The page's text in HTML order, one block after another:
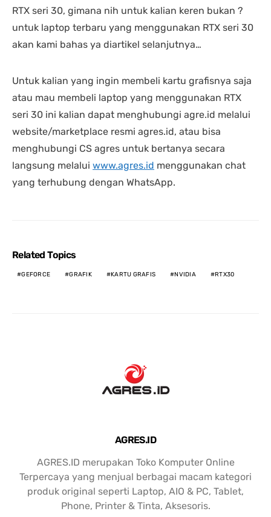
RTX seri 30, gimana nih untuk kalian keren bukan ?
untuk laptop terbaru yang menggunakan RTX seri 30
akan kami bahas ya diartikel selanjutnya…
Untuk kalian yang ingin membeli kartu grafisnya saja
atau mau membeli laptop yang menggunakan RTX
seri 30 ini kalian dapat menghubungi agre.id melalui
website/marketplace resmi agres.id, atau bisa
menghubungi CS agres untuk bertanya secara
langsung melalui www.agres.id menggunakan chat
yang terhubung dengan WhatsApp.
Related Topics
GEFORCE GRAFIK KARTU GRAFIS NVIDIA RTX30
AGRES.ID
AGRES.ID merupakan Toko Komputer Online
Terpercaya yang menjual berbagai macam kategori
produk original seperti Laptop, AIO & PC, Tablet,
Phone, Printer & Tinta, Aksesoris.